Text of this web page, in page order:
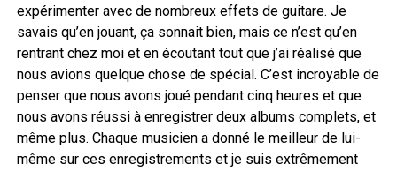
expérimenter avec de nombreux effets de guitare. Je
savais qu’en jouant, ça sonnait bien, mais ce n’est qu’en
rentrant chez moi et en écoutant tout que j’ai réalisé que
nous avions quelque chose de spécial. C’est incroyable de
penser que nous avons joué pendant cinq heures et que
nous avons réussi à enregistrer deux albums complets, et
même plus. Chaque musicien a donné le meilleur de lui-
même sur ces enregistrements et je suis extrêmement